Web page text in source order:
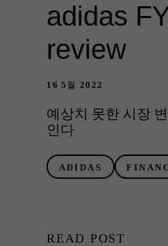
adidas
review
16 5월 2022
예상치 못한 시장
인다
ADIDAS
READ POST